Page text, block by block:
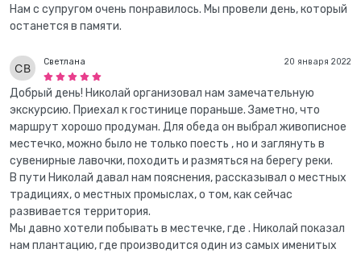
Нам с супругом очень понравилось. Мы провели день, который
останется в памяти.
20 января 2022
Светлана
Добрый день! Николай организовал нам замечательную
экскурсию. Приехал к гостинице пораньше. Заметно, что
маршрут хорошо продуман. Для обеда он выбрал живописное
местечко, можно было не только поесть , но и заглянуть в
сувенирные лавочки, походить и размяться на берегу реки.
В пути Николай давал нам пояснения, рассказывал о местных
традициях, о местных промыслах, о том, как сейчас
развивается территория.
Мы давно хотели побывать в местечке, где . Николай показал
нам плантацию, где производится один из самых именитых